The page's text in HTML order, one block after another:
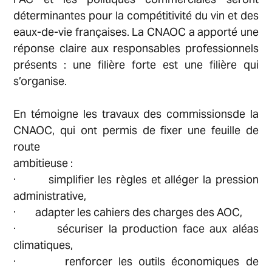
déterminantes pour la compétitivité du vin et des
eaux-de-vie françaises. La CNAOC a apporté une
réponse claire aux responsables professionnels
présents : une filière forte est une filière qui
s’organise.
En témoigne les travaux des commissionsde la
CNAOC, qui ont permis de fixer une feuille de
route
ambitieuse :
· simplifier les règles et alléger la pression
administrative,
· adapter les cahiers des charges des AOC,
· sécuriser la production face aux aléas
climatiques,
· renforcer les outils économiques de